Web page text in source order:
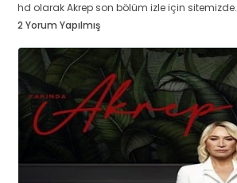
hd olarak Akrep son bölüm izle için sitemizde.
2 Yorum Yapılmış